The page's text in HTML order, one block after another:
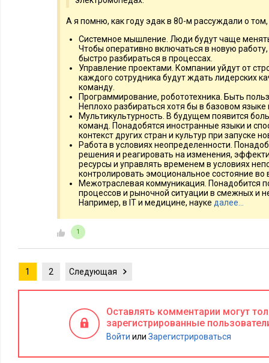
А я помню, как году эдак в 80-м рассуждали о
Системное мышление. Люди будут чаще
Чтобы оперативно включаться в новую
быстро разбираться в процессах.
Управление проектами. Компании уйдут от
каждого сотрудника будут ждать лидерских
команду.
Программирование, робототехника. Быть
Неплохо разбираться хотя бы в базовом
Мультикультурность. В будущем появится
команд. Понадобятся иностранные языки и
контекст других стран и культур при запуске
Работа в условиях неопределенности.
решения и реагировать на изменения,
ресурсы и управлять временем в условиях
контролировать эмоциональное состояние во
Межотраслевая коммуникация. Понадобится
процессов и рыночной ситуации в смежных и
Например, в IT и медицине, науке далее…
1
1 2 Следующая
Оставлять комментарии могут
зарегистрированные
Войти или Зарегистрироваться